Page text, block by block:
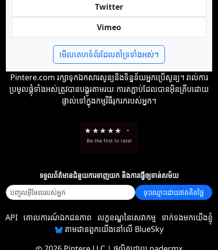
Twitter
Vimeo
មើលគេហទំព័រដែលគាំទ្រទាំងអស់។
Pintere.com រក្សាទុកឯកសារសូន្យនិងទិន្នន័យអ្នកប្រើសូន្យ។ រាល់ការ
ប្រមូលផ្តុំទាំងអស់ត្រូវបានបង្ហូរតាមរយៈការតភ្ជាប់ដែលបានអ៊ិនគ្រីបដោយ
ផ្ទាល់ទៅក្នុងកម្មវិធីរុករករបស់អ្នក។
★ ★★ ★★ -
Be the first to rate!
ទទួល​ព័ត៌មាន​ជំនួយ​ការ​ទាញយក និង​ការ​ធ្វើ​ឲ្យ​ទាន់សម័យ
ចុះឈ្មោះដោយឥតគិតថ្លៃ
API គោលការណ៍ឯកជនភាព លក្ខខណ្ឌនៃសេវាកម្ម
ទាក់ទងមកយើងខ្ញុំ
តាមដានពួកយើងនៅលើ BlueSky